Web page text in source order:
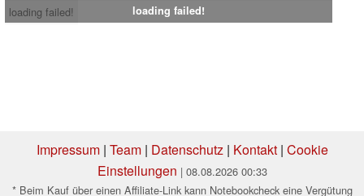
loading failed!
loading failed!
Impressum| Team| Datenschutz | Kontakt| Cookie
Einstellungen | 08.08.2026 00:33
* Beim Kauf über einen Affiliate-Link kann Notebookcheck eine Vergütung